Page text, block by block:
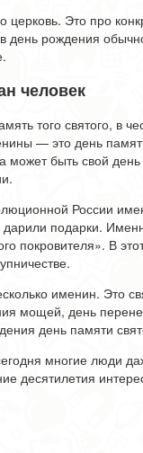
Это про
день рождения
человек
того святого, в
— это день
может быть свой
России
дарили подарки.
покровителя». В
именин. Это
мощей, день
день памяти
многие люди
десятилетия